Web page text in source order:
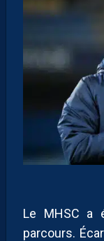
Le MHSC a
parcours.